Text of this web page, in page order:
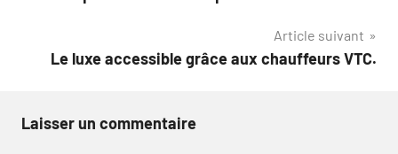
Article suivant
Le luxe accessible grâce aux chauffeurs VTC.
Laisser un commentaire